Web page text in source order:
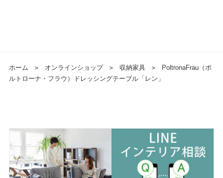
ホーム ＞ オンラインショップ ＞ 収納家具 ＞
PoltronaFrau（ポ
ルトローナ・フラウ）ドレッシングテーブル「レン」